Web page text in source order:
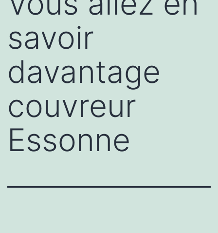
savoir
davantage
couvreur
Essonne